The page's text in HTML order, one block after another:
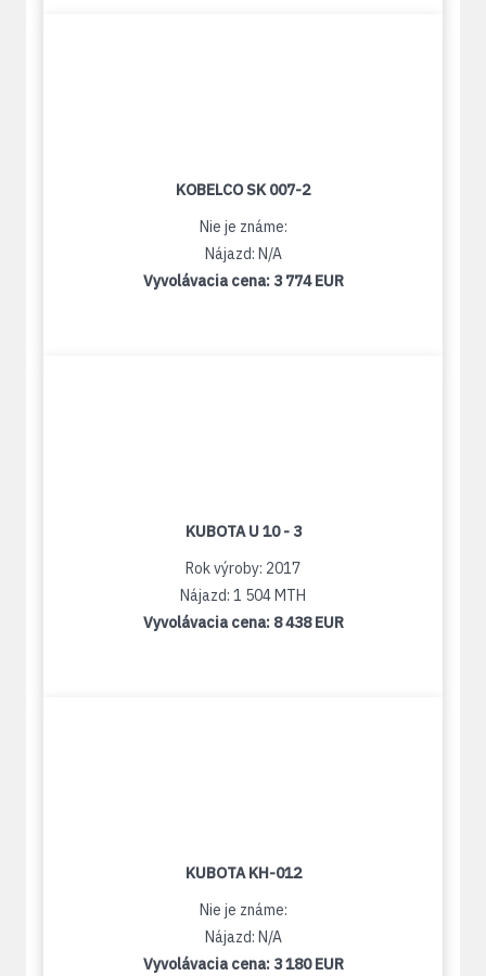
KOBELCO SK 007-2
Nie je známe:
Nájazd: N/A
Vyvolávacia cena: 3 774 EUR
KUBOTA U 10 - 3
Rok výroby: 2017
Nájazd: 1 504 MTH
Vyvolávacia cena: 8 438 EUR
KUBOTA KH-012
Nie je známe:
Nájazd: N/A
Vyvolávacia cena: 3 180 EUR